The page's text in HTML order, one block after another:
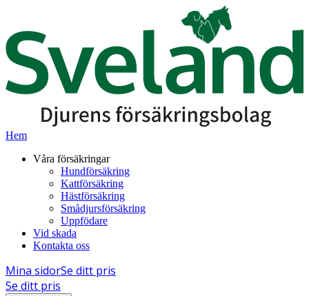
Hem
Våra försäkringar
Hundförsäkring
Kattförsäkring
Hästförsäkring
Smådjursförsäkring
Uppfödare
Vid skada
Kontakta oss
Mina sidorSe ditt pris
Se ditt pris